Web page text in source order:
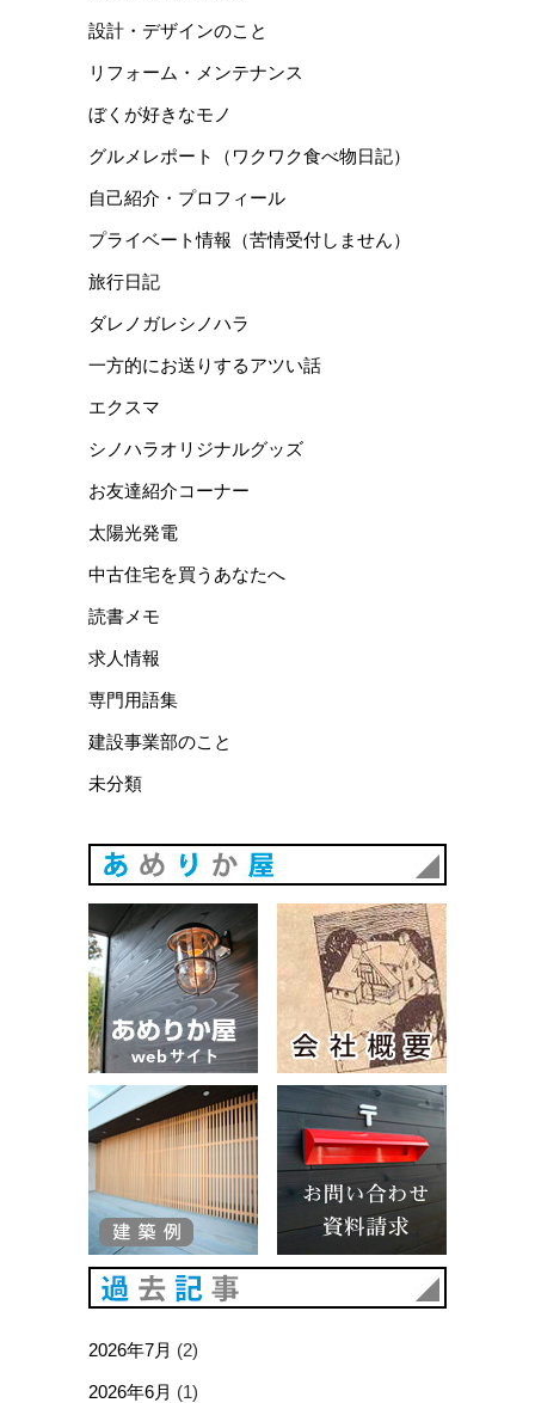
設計・デザインのこと
リフォーム・メンテナンス
ぼくが好きなモノ
グルメレポート（ワクワク食べ物日記）
自己紹介・プロフィール
プライベート情報（苦情受付しません）
旅行日記
ダレノガレシノハラ
一方的にお送りするアツい話
エクスマ
シノハラオリジナルグッズ
お友達紹介コーナー
太陽光発電
中古住宅を買うあなたへ
読書メモ
求人情報
専門用語集
建設事業部のこと
未分類
あめりか屋WEBサイト
2026年7月 (2)
2026年6月 (1)